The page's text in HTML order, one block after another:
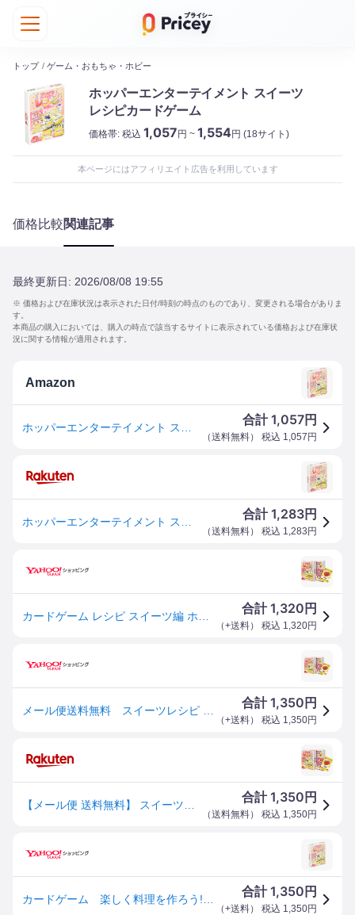
トップ / ゲーム・おもちゃ・ホビー
ホッパーエンターテイメント スイーツ
レシピカードゲーム
価格帯: 税込 1,057円 ~ 1,554円 (18サイト)
本ページにはアフィリエイト広告を利用しています
価格比較関連記事
最終更新日: 2026/08/08 19:55
※ 価格および在庫状況は表示された日付/時刻の時点のものであり、変更される場合がありま
す。
本商品の購入においては、購入の時点で該当するサイトに表示されている価格および在庫状
況に関する情報が適用されます。
Amazon
合計1,057円
（送料無料） 税込 1,057 円
合計1,283円
（送料無料） 税込 1,283 円
合計1,320 円
（+送料） 税込 1,320円
合計1,350 円
（+送料） 税込 1,350円
合計1,350 円
（送料無料） 税込 1,350円
合計1,350 円
（+送料） 税込 1,350円